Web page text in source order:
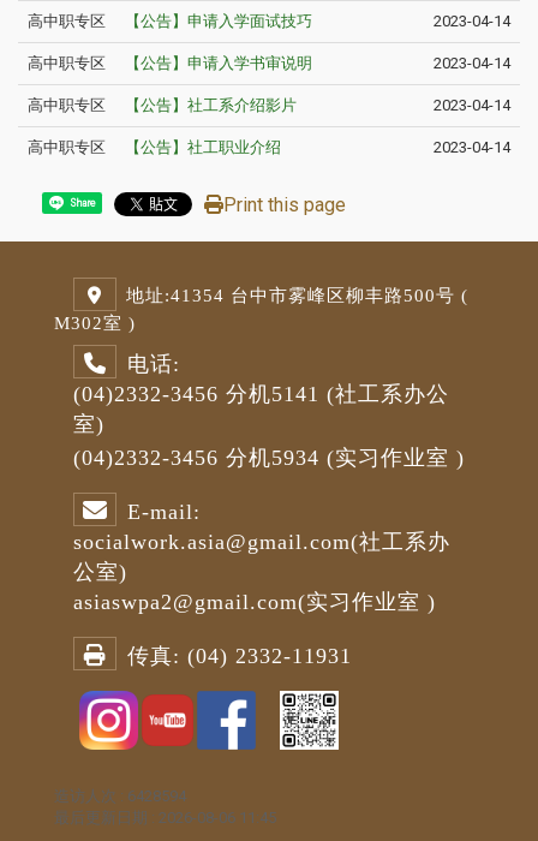
高中职专区 【公告】申请入学面试技巧 2023-04-14
高中职专区 【公告】申请入学书审说明 2023-04-14
高中职专区 【公告】社工系介绍影片 2023-04-14
高中职专区 【公告】社工职业介绍 2023-04-14
Share Print this page
地址:41354 台中市雾峰区柳丰路500号 (
M302室 )
电话:
(04)2332-3456 分机5141 (社工系办公
室)
(04)2332-3456 分机5934 (实习作业室 )
E-mail:
socialwork.asia@gmail.com(社工系办
公室)
asiaswpa2@gmail.com(实习作业室 )
传真: (04) 2332-11931
造访人次 : 6428594
最后更新日期 : 2026-08-06 11:45